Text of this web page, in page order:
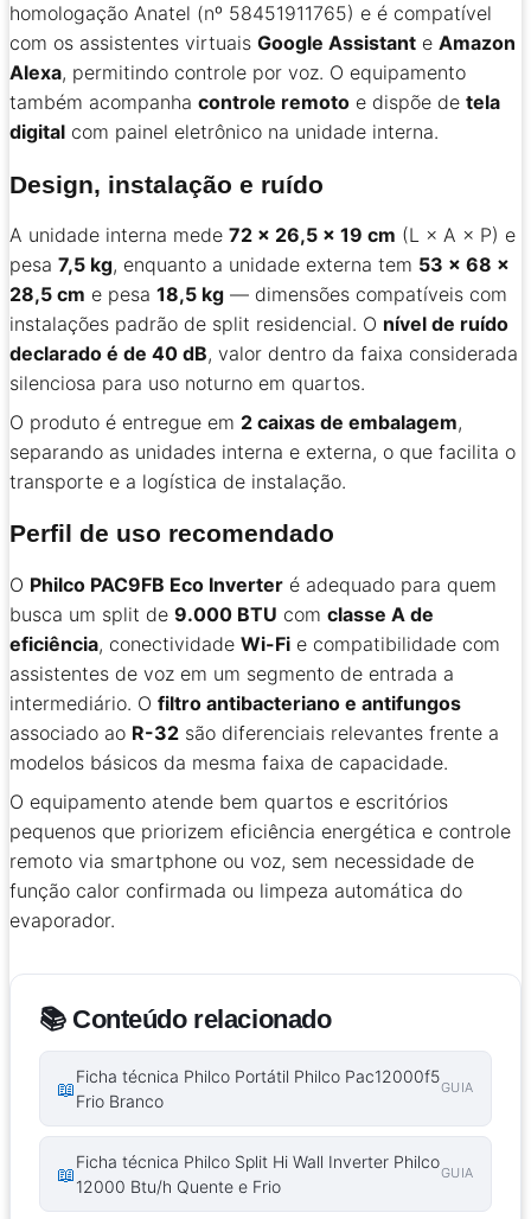
homologação Anatel (nº 58451911765) e é compatível
com os assistentes virtuais Google Assistant e Amazon
Alexa, permitindo controle por voz. O equipamento
também acompanha controle remoto e dispõe de tela
digital com painel eletrônico na unidade interna.
Design, instalação e ruído
A unidade interna mede 72 × 26,5 × 19 cm (L × A × P) e
pesa 7,5 kg, enquanto a unidade externa tem 53 × 68 ×
28,5 cm e pesa 18,5 kg — dimensões compatíveis com
instalações padrão de split residencial. O nível de ruído
declarado é de 40 dB, valor dentro da faixa considerada
silenciosa para uso noturno em quartos.
O produto é entregue em 2 caixas de embalagem,
separando as unidades interna e externa, o que facilita o
transporte e a logística de instalação.
Perfil de uso recomendado
O Philco PAC9FB Eco Inverter é adequado para quem
busca um split de 9.000 BTU com classe A de
eficiência, conectividade Wi-Fi e compatibilidade com
assistentes de voz em um segmento de entrada a
intermediário. O filtro antibacteriano e antifungos
associado ao R-32 são diferenciais relevantes frente a
modelos básicos da mesma faixa de capacidade.
O equipamento atende bem quartos e escritórios
pequenos que priorizem eficiência energética e controle
remoto via smartphone ou voz, sem necessidade de
função calor confirmada ou limpeza automática do
evaporador.
📚 Conteúdo relacionado
📖
Ficha técnica Philco Portátil Philco Pac12000f5
Frio Branco
GUIA
📖
Ficha técnica Philco Split Hi Wall Inverter Philco
12000 Btu/h Quente e Frio
GUIA